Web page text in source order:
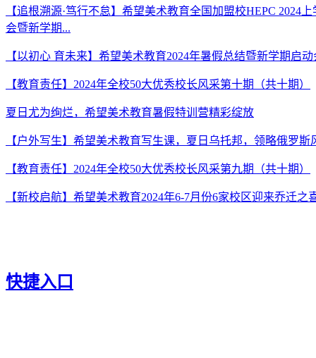
【追根溯源·笃行不怠】希望美术教育全国加盟校HEPC 2024
会暨新学期...
【以初心 育未来】希望美术教育2024年暑假总结暨新学期启
【教育责任】2024年全校50大优秀校长风采第十期（共十期）
夏日尤为绚烂，希望美术教育暑假特训营精彩绽放
【户外写生】希望美术教育写生课，夏日乌托邦，领略俄罗斯
【教育责任】2024年全校50大优秀校长风采第九期（共十期）
【新校启航】希望美术教育2024年6-7月份6家校区迎来乔迁之
快捷入口